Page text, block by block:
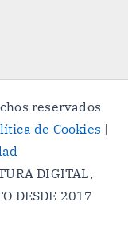
reservados
de Cookies |
DIGITAL,
DESDE 2017